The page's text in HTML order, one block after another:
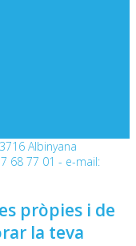
Albinyana
68 77 01 - e-mail:
pròpies i de
la teva